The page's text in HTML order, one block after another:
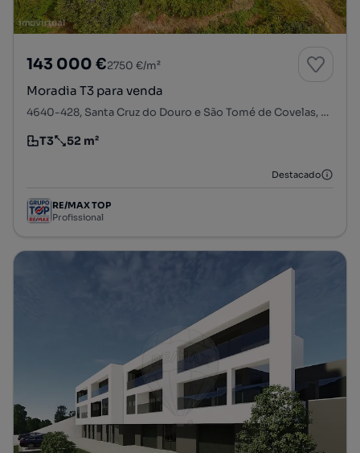
143 000 €2750 €/m²
Moradia T3 para venda
4640-428, Santa Cruz do Douro e São Tomé de Covelas, Baião, Porto
Tipologia
T3
Preço por metro quadrado
52 m²
Destacado
RE/MAX TOP
Profissional